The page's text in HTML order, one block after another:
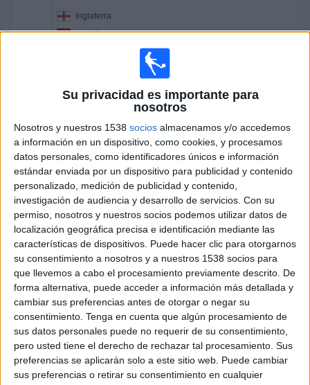
Su privacidad es importante para
nosotros
Nosotros y nuestros 1538 socios almacenamos y/o accedemos
a información en un dispositivo, como cookies, y procesamos
datos personales, como identificadores únicos e información
estándar enviada por un dispositivo para publicidad y contenido
personalizado, medición de publicidad y contenido,
investigación de audiencia y desarrollo de servicios. Con su
permiso, nosotros y nuestros socios podemos utilizar datos de
localización geográfica precisa e identificación mediante las
características de dispositivos. Puede hacer clic para otorgarnos
su consentimiento a nosotros y a nuestros 1538 socios para
que llevemos a cabo el procesamiento previamente descrito. De
forma alternativa, puede acceder a información más detallada y
cambiar sus preferencias antes de otorgar o negar su
consentimiento. Tenga en cuenta que algún procesamiento de
sus datos personales puede no requerir de su consentimiento,
pero usted tiene el derecho de rechazar tal procesamiento. Sus
preferencias se aplicarán solo a este sitio web. Puede cambiar
sus preferencias o retirar su consentimiento en cualquier
Inglaterra
España
Canal por confirmar
Martes, 29/09/2026
UEFA Nations League
Fase de grupos
República Checa
Inglaterra
Canal por confirmar
Sábado, 03/10/2026
18:00
UEFA Nations League
Fase de grupos
Croacia
Canal por confirmar